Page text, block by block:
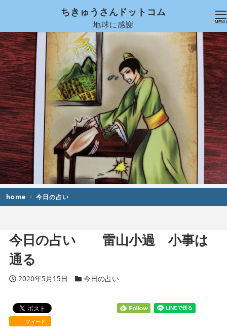
ちきゅうさんドットコム
地球に感謝 MENU
home 今日の占い
今日の占い 雷山小過 小事は
通る
投稿日
2020年5月15日 カテゴリー
今日の占い
フィード